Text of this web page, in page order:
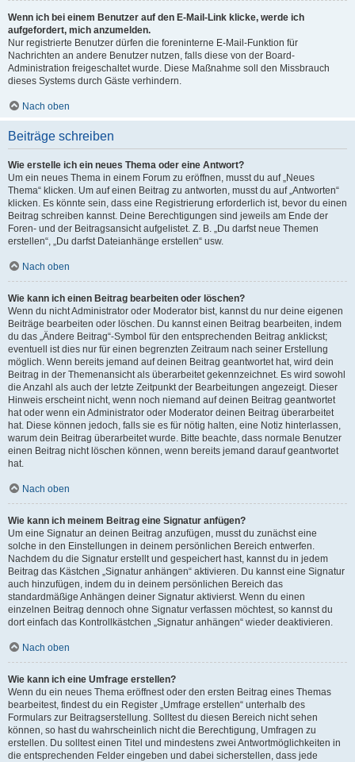
Wenn ich bei einem Benutzer auf den E-Mail-Link klicke, werde ich
aufgefordert, mich anzumelden.
Nur registrierte Benutzer dürfen die foreninterne E-Mail-Funktion für
Nachrichten an andere Benutzer nutzen, falls diese von der Board-
Administration freigeschaltet wurde. Diese Maßnahme soll den Missbrauch
dieses Systems durch Gäste verhindern.
Nach oben
Beiträge schreiben
Wie erstelle ich ein neues Thema oder eine Antwort?
Um ein neues Thema in einem Forum zu eröffnen, musst du auf „Neues
Thema“ klicken. Um auf einen Beitrag zu antworten, musst du auf „Antworten“
klicken. Es könnte sein, dass eine Registrierung erforderlich ist, bevor du einen
Beitrag schreiben kannst. Deine Berechtigungen sind jeweils am Ende der
Foren- und der Beitragsansicht aufgelistet. Z. B. „Du darfst neue Themen
erstellen“, „Du darfst Dateianhänge erstellen“ usw.
Nach oben
Wie kann ich einen Beitrag bearbeiten oder löschen?
Wenn du nicht Administrator oder Moderator bist, kannst du nur deine eigenen
Beiträge bearbeiten oder löschen. Du kannst einen Beitrag bearbeiten, indem
du das „Ändere Beitrag“-Symbol für den entsprechenden Beitrag anklickst;
eventuell ist dies nur für einen begrenzten Zeitraum nach seiner Erstellung
möglich. Wenn bereits jemand auf deinen Beitrag geantwortet hat, wird dein
Beitrag in der Themenansicht als überarbeitet gekennzeichnet. Es wird sowohl
die Anzahl als auch der letzte Zeitpunkt der Bearbeitungen angezeigt. Dieser
Hinweis erscheint nicht, wenn noch niemand auf deinen Beitrag geantwortet
hat oder wenn ein Administrator oder Moderator deinen Beitrag überarbeitet
hat. Diese können jedoch, falls sie es für nötig halten, eine Notiz hinterlassen,
warum dein Beitrag überarbeitet wurde. Bitte beachte, dass normale Benutzer
einen Beitrag nicht löschen können, wenn bereits jemand darauf geantwortet
hat.
Nach oben
Wie kann ich meinem Beitrag eine Signatur anfügen?
Um eine Signatur an deinen Beitrag anzufügen, musst du zunächst eine
solche in den Einstellungen in deinem persönlichen Bereich entwerfen.
Nachdem du die Signatur erstellt und gespeichert hast, kannst du in jedem
Beitrag das Kästchen „Signatur anhängen“ aktivieren. Du kannst eine Signatur
auch hinzufügen, indem du in deinem persönlichen Bereich das
standardmäßige Anhängen deiner Signatur aktivierst. Wenn du einen
einzelnen Beitrag dennoch ohne Signatur verfassen möchtest, so kannst du
dort einfach das Kontrollkästchen „Signatur anhängen“ wieder deaktivieren.
Nach oben
Wie kann ich eine Umfrage erstellen?
Wenn du ein neues Thema eröffnest oder den ersten Beitrag eines Themas
bearbeitest, findest du ein Register „Umfrage erstellen“ unterhalb des
Formulars zur Beitragserstellung. Solltest du diesen Bereich nicht sehen
können, so hast du wahrscheinlich nicht die Berechtigung, Umfragen zu
erstellen. Du solltest einen Titel und mindestens zwei Antwortmöglichkeiten in
die entsprechenden Felder eingeben und dabei sicherstellen, dass jede